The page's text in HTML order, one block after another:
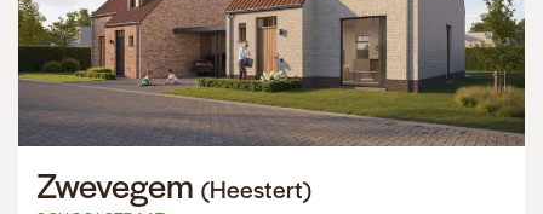
Zwevegem (Heestert)